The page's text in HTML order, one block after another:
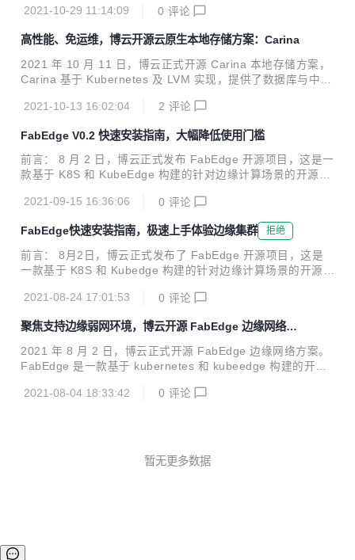
基于作业的任...
题： 云端无法访问边缘端的 service ; 边访问云端 service 需
无感知单向网络带来的差异，FabEdge 与 SuperEdge 合
作，实现在云边 podIp 直通。 1、SuperEdge 介绍 1.1 什么
是 SuperEdge ? SuperEdge 是 Kubernetes 原生的边缘容器
2021-10-29 11:14:09 0 评论
高性能、免运维，博云开源云原生本地存储方案：Carina
2021 年 10 月 11 日，博云正式开源 Carina 本地存储方案，
Carina 基于 Kubernetes 及 LVM 实现，提供了数据库与中间
存储能力，极大减少了存储系统的运维压力。今年9月，Carin
共同体，并获得可信开源项目成员证书。 Carina 最大的特点
是高性能和免运维，为中间件、数据库等有状态服务提供了匹
配本地磁盘的高 IOPS 和极低延迟的性能指标，同时易安装、
自运维能力又极大的减轻了存储系统的运维压力。另外，Cari
na 还提供了本地磁盘管理能力...
2021-10-13 16:02:04 2 评论
FabEdge V0.2 快速安装指南，大幅降低使用门槛
前言： 8 月 2 日，博云正式发布 FabEdge 开源项目，这是一
款基于 K8S 和 KubeEdge 构建的针对边缘计算场景的开源网
本期文章将重点介绍如何快速安装 FabEdge V0.2 版本，极速
体验 FabEdge 项目。 新特性 一键部署 K8S+KubeEdge Fab
Edge 是一个边缘容器的网络方案，使用它的前提是有 K8S +
KubeEdge 集群。但是 K8S + KubeEdge 的部署比较复杂，
导致使用 FabEdge 的门槛过高。我们推出一键部署 K8S + K
ubeEdge 的功能，方便用户快速上手。 自...
2021-09-15 16:36:06 0 评论
FabEdge快速安装指南，极速上手体验边缘集群 拒绝
前言： 8月2日，博云正式发布了 FabEdge 开源项目，这是
一款基于 K8S 和 Kubedge 构建的针对边缘计算场景的开源网
FabEdge 提出了很多宝贵的建议。同时，我们注意到用户在
s + Kubedge 集群，而无法体验 FabEdge 的挑战。 因此，
针对这一问题，FabEdge 团队推出了一键部署K8S 和 Kubed
ge 的功能，本期文章将介绍使用该功能快速部署集群，从而
极速上手体验 FabEdge 项目。 快速部署K8S集群 安装条件
遵循 ...
2021-08-24 17:01:53 0 评论
聚焦支持边缘弱网环境，博云开源 FabEdge 边缘网络方
案
2021 年 8 月 2 日，博云正式开源 FabEdge 边缘网络方案。
FabEdge 是一款基于 kubernetes 和 kubeedge 构建的开源
络割裂互不通信、缺少服务发现、缺少拓扑感知能力、无法提
开源，项目地址为：https://github.com/FabEdge/fabedge。
2021-08-04 18:33:42 0 评论
暂无更多数据